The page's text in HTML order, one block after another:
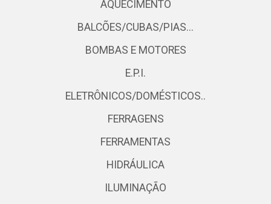
AQUECIMENTO
BALCÕES/CUBAS/PIAS...
BOMBAS E MOTORES
E.P.I.
ELETRÔNICOS/DOMÉSTICOS..
FERRAGENS
FERRAMENTAS
HIDRÁULICA
ILUMINAÇÃO